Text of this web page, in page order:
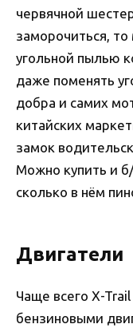
червячной
заморочиться,
угольной пылью
даже поменять
добра и самих
китайских
замок
Можно купить и
сколько в нём
Двигатели
Чаще всего X-
бензиновыми